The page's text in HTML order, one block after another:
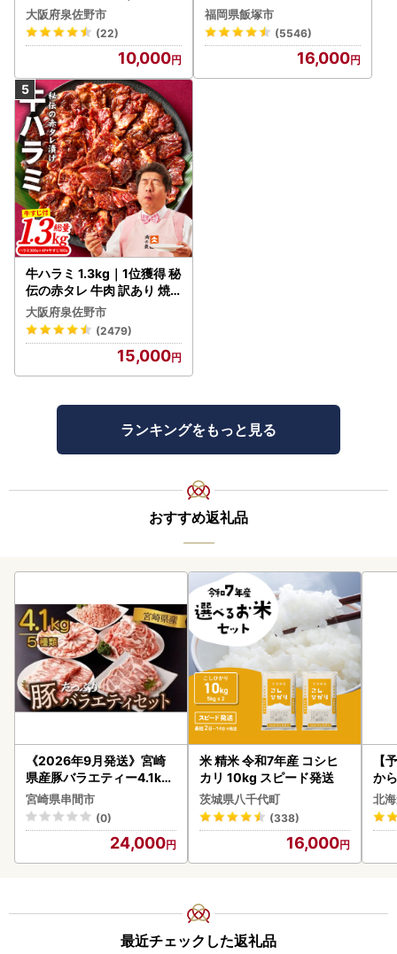
ーグ 訳あり 黒毛和牛×なに
わポーク
大阪府泉佐野市
(22)
10,000
福岡県飯塚市
(5546)
16,000
牛ハラミ 1.3kg｜1位獲得 秘
伝の赤タレ 牛肉 訳あり 焼
肉 BBQ
大阪府泉佐野市
(2479)
15,000
ランキングをもっと見る
おすすめ返礼品
《2026年9月発送》宮崎
県産豚バラエティー4.1kg
セット_K033-057-2609
宮崎県串間市
(0)
24,000
米 精米 令和7年産 コシヒ
カリ 10kg スピード発送
茨城県八千代町
(338)
16,000
【
か
ら
g (
)【
北
最近チェックした返礼品